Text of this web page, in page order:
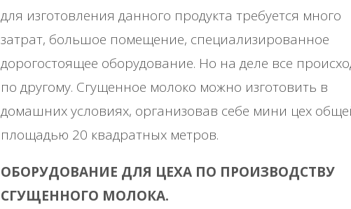
для изготовления данного продукта требуется много
затрат, большое помещение, специализированное
дорогостоящее оборудование. Но на деле все
по другому. Сгущенное молоко можно изготовить в
домашних условиях, организовав себе мини цех
площадью 20 квадратных метров.
ОБОРУДОВАНИЕ ДЛЯ ЦЕХА ПО ПРОИЗВОДСТВУ
СГУЩЕННОГО МОЛОКА.